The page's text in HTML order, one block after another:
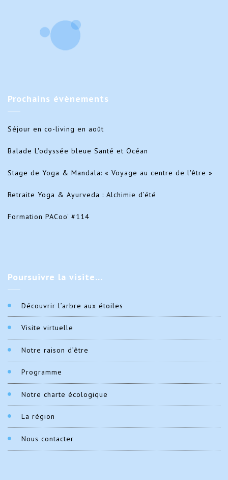
Prochains évènements
Séjour en co-living en août
Balade L'odyssée bleue Santé et Océan
Stage de Yoga & Mandala: « Voyage au centre de l'être »
Retraite Yoga & Ayurveda : Alchimie d’été
Formation PACoo' #114
Poursuivre la visite…
Découvrir l’arbre aux étoiles
Visite virtuelle
Notre raison d’être
Programme
Notre charte écologique
La région
Nous contacter